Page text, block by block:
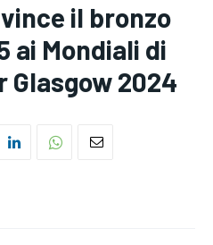
il bronzo
ai Mondiali di
2024